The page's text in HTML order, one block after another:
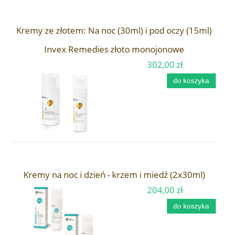
Kremy ze złotem: Na noc (30ml) i pod oczy (15ml)
Invex Remedies złoto monojonowe
302,00 zł
do koszyka
Kremy na noc i dzień - krzem i miedź (2x30ml)
204,00 zł
do koszyka